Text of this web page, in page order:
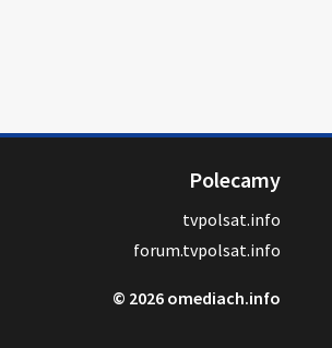
Polecamy
tvpolsat.info
forum.tvpolsat.info
© 2026 omediach.info